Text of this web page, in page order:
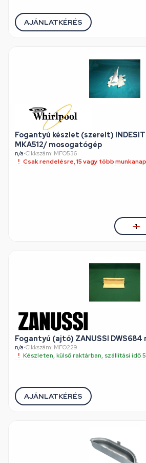
AJÁNLATKÉRÉS
Fogantyú készlet (szerelt)
MKA512/ mosogatógép
n/a•Cikkszám: MFO536
Csak rendelésre, 15 vagy több
Fogantyú (ajtó)
n/a•Cikkszám: MFO229
Készleten, külső raktárban, szállítási idő
AJÁNLATKÉRÉS